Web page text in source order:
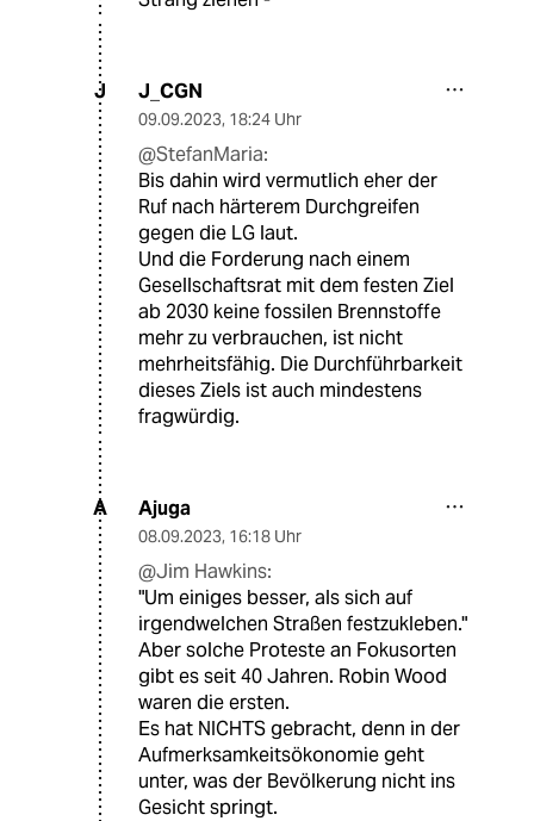
J J_CGN
09.09.2023, 18:24 Uhr
@StefanMaria:
Bis dahin wird vermutlich eher der
Ruf nach härterem Durchgreifen
gegen die LG laut.
Und die Forderung nach einem
Gesellschaftsrat mit dem festen Ziel
ab 2030 keine fossilen Brennstoffe
mehr zu verbrauchen, ist nicht
mehrheitsfähig. Die Durchführbarkeit
dieses Ziels ist auch mindestens
fragwürdig.
A Ajuga
08.09.2023, 16:18 Uhr
@Jim Hawkins:
"Um einiges besser, als sich auf
irgendwelchen Straßen festzukleben."
Aber solche Proteste an Fokusorten
gibt es seit 40 Jahren. Robin Wood
waren die ersten.
Es hat NICHTS gebracht, denn in der
Aufmerksamkeitsökonomie geht
unter, was der Bevölkerung nicht ins
Gesicht springt.